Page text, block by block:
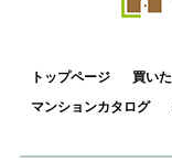
トップページ 買い
マンションカタログ